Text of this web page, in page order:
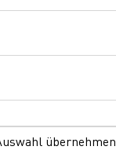
übernehmen